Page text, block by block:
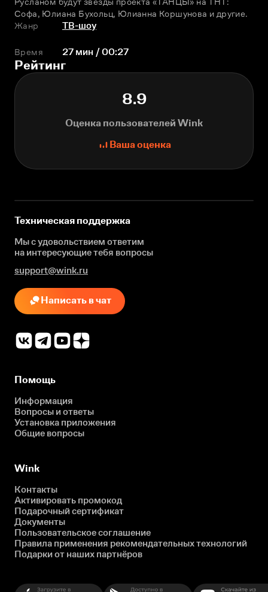
Софа, Юлиана Бухольц, Юлианна Коршунова и другие.
Жанр
ТВ-шоу
Время 27 мин / 00:27
Рейтинг
8.9
Оценка пользователей Wink
Ваша оценка
Техническая поддержка
Мы с удовольствием ответим
на интересующиетебя вопросы
support@wink.ru
Написать в чат
Помощь
Информация
Вопросы и ответы
Установка приложения
Общие вопросы
Wink
Контакты
Активировать промокод
Подарочный сертификат
Документы
Пользовательское соглашение
Правила применения рекомендательных технологий
Подарки от наших партнёров